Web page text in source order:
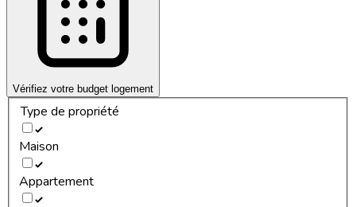
Vérifiez votre budget logement
Type de propriété
Maison
Appartement